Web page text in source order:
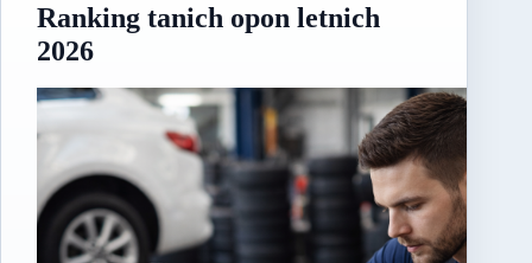
Ranking tanich opon letnich
2026